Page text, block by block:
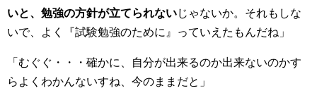
いと、勉強の方針が立てられないじゃないか。それもしな
いで、よく『試験勉強のために』っていえたもんだね」
「むぐぐ・・・確かに、自分が出来るのか出来ないのかす
らよくわかんないすね、今のままだと」